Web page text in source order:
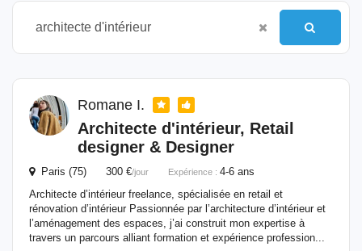
Romane I.
Architecte d'intérieur, Retail
designer & Designer
Paris (75) 300 €/jour Expérience : 4-6 ans
Architecte d’intérieur freelance, spécialisée en retail et
rénovation d’intérieur Passionnée par l’architecture d’intérieur et
l’aménagement des espaces, j’ai construit mon expertise à
travers un parcours alliant formation et expérience profession...